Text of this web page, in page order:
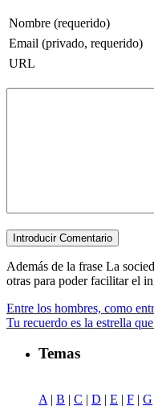
Nombre (requerido)
Email (privado, requerido)
URL
Además de la frase La
otras para poder facilitar el
Entre los hombres, como
Tu recuerdo es la estrella
Temas
A | B | C | D | E | F | G